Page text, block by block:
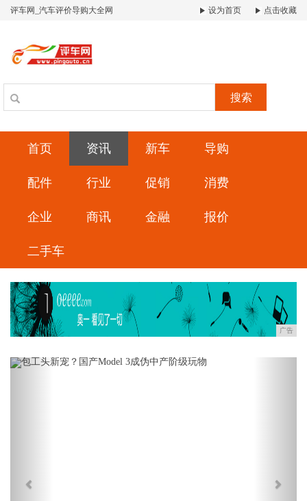
评车网_汽车评价导购大全网 设为首页 点击收藏
搜索
首页 资讯 新车 导购
配件 行业 促销 消费
企业 商讯 金融 报价
二手车
广告
Previous